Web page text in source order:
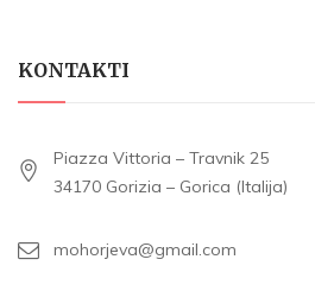
KONTAKTI
Piazza Vittoria – Travnik 25
34170 Gorizia – Gorica (Italija)
mohorjeva@gmail.com